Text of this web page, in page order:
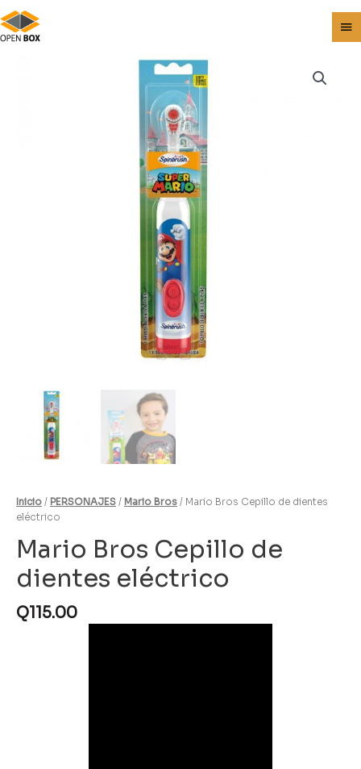
Inicio / PERSONAJES / Mario Bros / Mario Bros Cepillo de dientes
eléctrico
Mario Bros Cepillo de
dientes eléctrico
Q115.00